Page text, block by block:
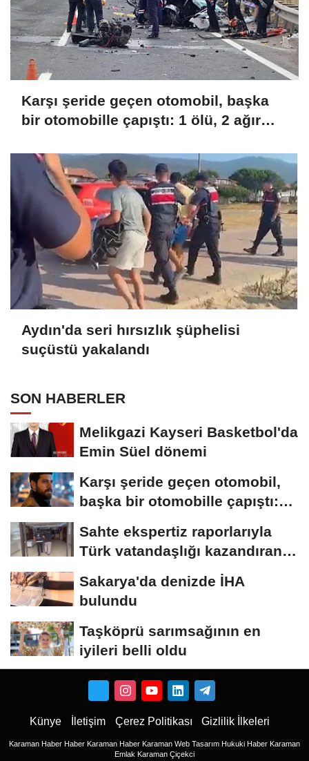
Karşı şeride geçen otomobil, başka
bir otomobille çapıştı: 1 ölü, 2 ağır
Aydın'da seri hırsızlık şüphelisi
suçüstü yakalandı
SON HABERLER
Melikgazi Kayseri Basketbol'da
Emin Süel dönemi
Karşı şeride geçen otomobil,
başka bir otomobille çapıştı:
Sahte ekspertiz raporlarıyla
Türk vatandaşlığı kazandıran
Sakarya'da denizde İHA
bulundu
Taşköprü sarımsağının en
iyileri belli oldu
Künye İletişim Çerez Politikası Gizlilik İlkeleri
Karaman Haber Haber Karaman Haber Karaman Web Tasarım Hukuki Haber Karaman
Emlak Karaman Çiçekci